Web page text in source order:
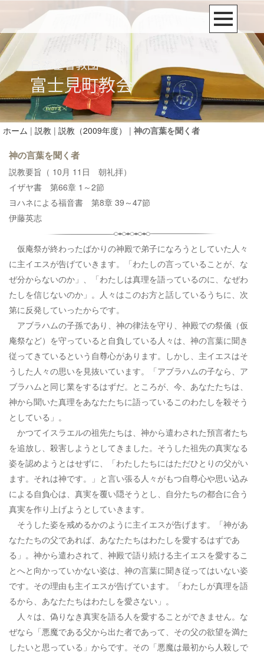
ホーム | 説教 | 説教（2009年度） | 神の言葉を聞く者
神の言葉を聞く者
説教要旨（ 10月 11日 朝礼拝）
イザヤ書 第66章 1～2節
ヨハネによる福音書 第8章 39～47節
伊藤英志
仮庵祭が終わったばかりの神殿で弟子になろうとしていた人々
に主イエスが告げていきます。「わたしの言っていることが、な
ぜ分からないのか」、「わたしは真理を語っているのに、なぜわ
たしを信じないのか」。人々はこのお方と話しているうちに、次
第に反発していったからです。
アブラハムの子孫であり、神の律法を守り、神殿での祭儀（仮
庵祭など）を守っていると自負している人々は、神の言葉に聞き
従ってきているという自尊心があります。しかし、主イエスはそ
うした人々の思いを見抜いています。「アブラハムの子なら、ア
ブラハムと同じ業をするはずだ。ところが、今、あなたたちは、
神から聞いた真理をあなたたちに語っているこのわたしを殺そう
としている」。
かつてイスラエルの祖先たちは、神から遣わされた預言者たち
を追放し、殺害しようとしてきました。そうした祖先の真実なる
姿を認めようとはせずに、「わたしたちにはただひとりの父がい
ます。それは神です。」と言い張る人々がもつ自尊心や思い込み
による自負心は、真実を覆い隠そうとし、自分たちの都合に合う
真実を作り上げようとしていきます。
そうした姿を戒めるかのように主イエスが告げます。「神があ
なたたちの父であれば、あなたたちはわたしを愛するはずであ
る」。神から遣わされて、神殿で語り続ける主イエスを愛するこ
とへと向かっていかない姿は、神の言葉に聞き従ってはいない姿
です。その理由も主イエスが告げています。「わたしが真理を語
るから、あなたたちはわたしを愛さない」。
人々は、偽りなき真実を語る人を愛することができません。な
ぜなら「悪魔である父から出た者であって、その父の欲望を満た
したいと思っている」からです。その「悪魔は最初から人殺しで